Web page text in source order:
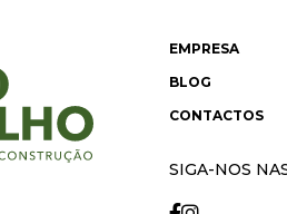
EMPRESA
BLOG
CONTACTOS
SIGA-NOS